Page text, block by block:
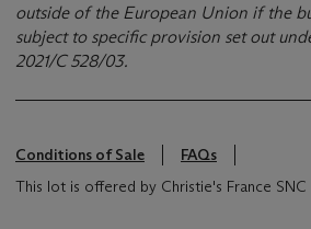
outside of the European Union if the
subject to specific provision set out
2021/C 528/03.
Conditions of Sale
FAQs
This lot is offered by Christie's France SNC